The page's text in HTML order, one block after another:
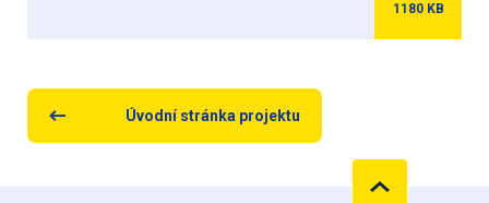
1180 KB
Úvodní stránka projektu